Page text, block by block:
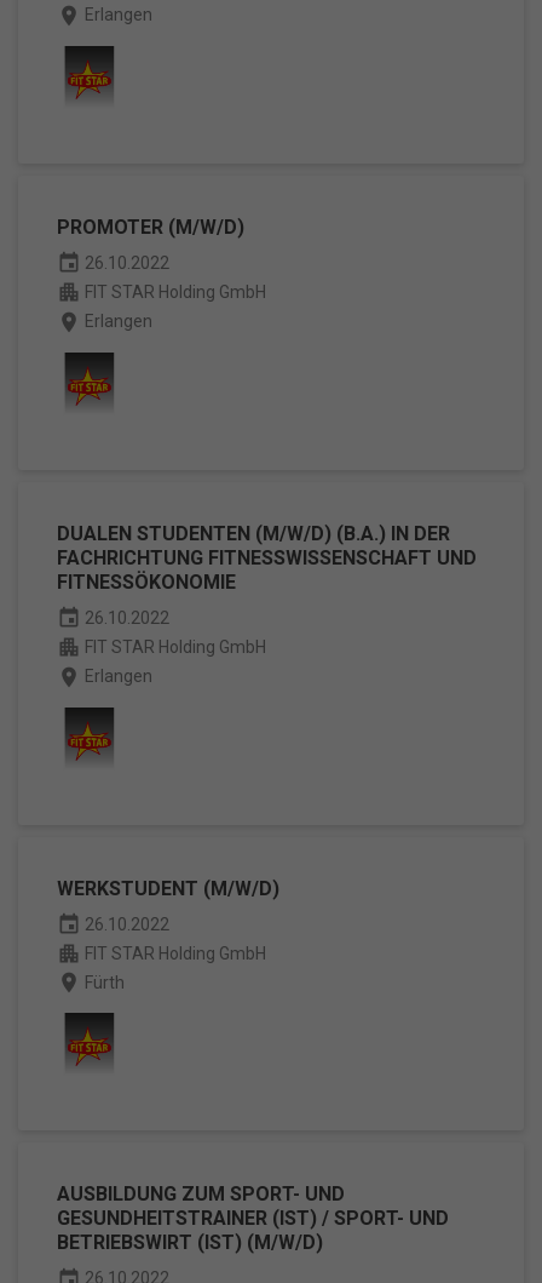
place Erlangen
PROMOTER (M/W/D)
event 26.10.2022
apartment FIT STAR Holding GmbH
place Erlangen
DUALEN STUDENTEN (M/W/D) (B.A.) IN DER
FACHRICHTUNG FITNESSWISSENSCHAFT UND
FITNESSÖKONOMIE
event 26.10.2022
apartment FIT STAR Holding GmbH
place Erlangen
WERKSTUDENT (M/W/D)
event 26.10.2022
apartment FIT STAR Holding GmbH
place Fürth
AUSBILDUNG ZUM SPORT- UND
GESUNDHEITSTRAINER (IST) / SPORT- UND
BETRIEBSWIRT (IST) (M/W/D)
26.10.2022